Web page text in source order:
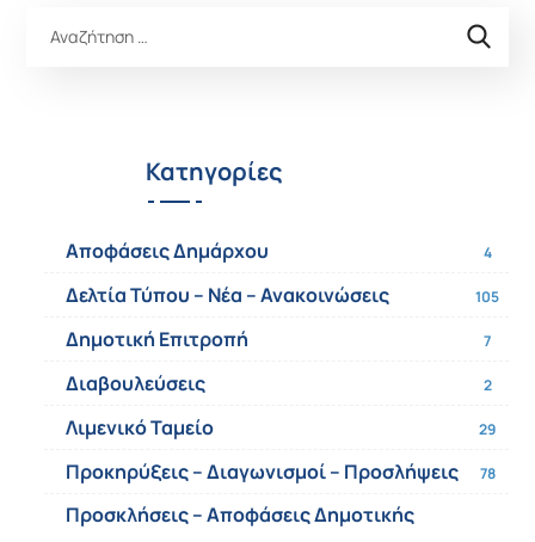
Κατηγορίες
Αποφάσεις Δημάρχου 4
Δελτία Τύπου – Νέα – Ανακοινώσεις 105
Δημοτική Επιτροπή 7
Διαβουλεύσεις 2
Λιμενικό Ταμείο 29
Προκηρύξεις – Διαγωνισμοί – Προσλήψεις 78
Προσκλήσεις – Αποφάσεις Δημοτικής